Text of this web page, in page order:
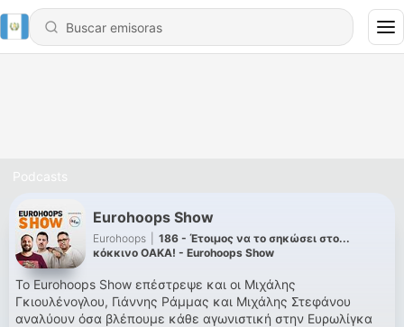
Podcasts
Eurohoops Show
Eurohoops
186 - Έτοιμος να το σηκώσει στο...
κόκκινο ΟΑΚΑ! - Eurohoops Show
Το Eurohoops Show επέστρεψε και οι Μιχάλης
Γκιουλένογλου, Γιάννης Ράμμας και Μιχάλης Στεφάνου
αναλύουν όσα βλέπουμε κάθε αγωνιστική στην Ευρωλίγκα